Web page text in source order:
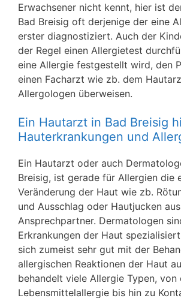
Erwachsener nicht kennt, hier ist
Bad Breisig oft derjenige der eine
erster diagnostiziert. Auch der
der Regel einen Allergietest
eine Allergie festgestellt wird, den
einen Facharzt wie zb. dem
Allergologen überweisen.
Ein Hautarzt in Bad Breisig
Hauterkrankungen und
Ein Hautarzt oder auch
Breisig, ist gerade für Allergien die
Veränderung der Haut wie zb.
und Ausschlag oder Hautjucken
Ansprechpartner. Dermatologen
Erkrankungen der Haut
sich zumeist sehr gut mit der
allergischen Reaktionen der Haut
behandelt viele Allergie Typen, von
Lebensmittelallergie bis hin zu